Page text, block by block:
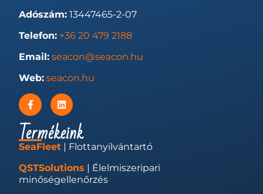
Adószám: 13447465-2-07
Telefon: +36 20 479 2188
Email: seacon@seacon.hu
Web: seacon.hu
Termékeink
SeaFleet | Flottanyilvántartó
QSTSolutions | Élelmiszeripari
minőségellenőrzés